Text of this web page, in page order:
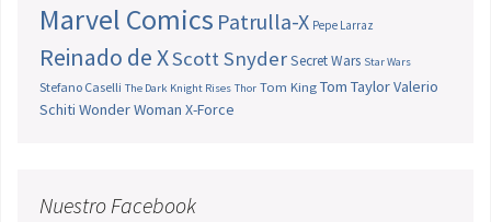
Marvel Comics Patrulla-X Pepe Larraz
Reinado de XScott SnyderSecret Wars Star Wars
Stefano Caselli The Dark Knight Rises Thor Tom King Tom TaylorValerio
Schiti Wonder Woman X-Force
Nuestro Facebook